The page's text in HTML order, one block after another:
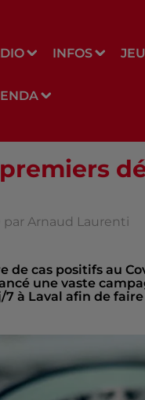
INFOS
par Arnaud Laurenti
de cas positifs au
une vaste
à Laval afin de